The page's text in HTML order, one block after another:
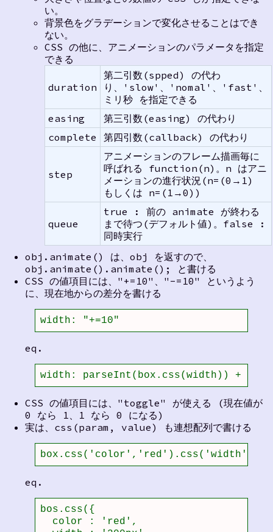
い。
背景色をグラデーションで変化させることはでき
ない。
CSS の他に、アニメーションのパラメータを指定
できる
duration
第二引数(spped) の代わ
り、'slow'、'nomal'、'fast'、
ミリ秒 を指定できる
easing
第三引数(easing) の代わり
complete
第四引数(callback) の代わり
step
アニメーションのフレーム描画毎に
呼ばれる function(n)。n はアニ
メーションの進行状況(n=(0→1)
もしくは n=(1→0))
queue
true : 前の animate が終わる
まで待つ(デフォルト値)。false :
同時実行
obj.animate() は、obj を返すので、
obj.animate().animate(); と書ける
CSS の値項目には、"+=10"、"-=10" というよう
に、現在地からの差分を書ける
width: "+=10"
eq.
width: parseInt(box.css(width)) + 10
CSS の値項目には、"toggle" が使える (現在値が
0 なら 1、1 なら 0 になる)
実は、css(param, value) も連想配列で書ける
eq.
bos.css({
  color : 'red',